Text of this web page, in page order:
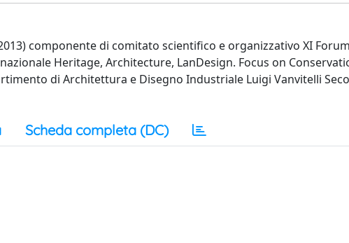
componente di comitato scientifico e organizzativo XI
Heritage, Architecture, LanDesign. Focus on
di Architettura e Disegno Industriale Luigi Vanvitelli
Scheda completa (DC)